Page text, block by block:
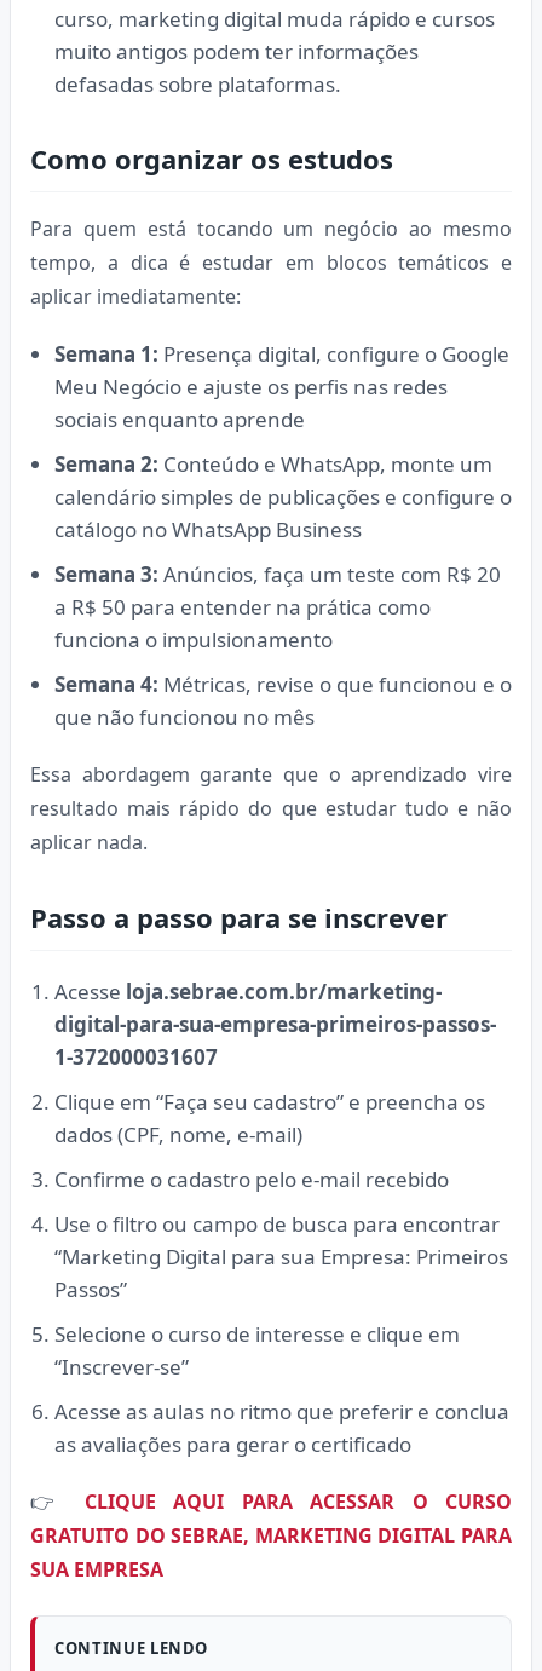
curso, marketing digital muda rápido e cursos
muito antigos podem ter informações
defasadas sobre plataformas.
Como organizar os estudos
Para quem está tocando um negócio ao mesmo
tempo, a dica é estudar em blocos temáticos e
aplicar imediatamente:
Semana 1: Presença digital, configure o Google
Meu Negócio e ajuste os perfis nas redes
sociais enquanto aprende
Semana 2: Conteúdo e WhatsApp, monte um
calendário simples de publicações e configure o
catálogo no WhatsApp Business
Semana 3: Anúncios, faça um teste com R$ 20
a R$ 50 para entender na prática como
funciona o impulsionamento
Semana 4: Métricas, revise o que funcionou e o
que não funcionou no mês
Essa abordagem garante que o aprendizado vire
resultado mais rápido do que estudar tudo e não
aplicar nada.
Passo a passo para se inscrever
Acesse loja.sebrae.com.br/marketing-
digital-para-sua-empresa-primeiros-passos-
1-372000031607
Clique em “Faça seu cadastro” e preencha os
dados (CPF, nome, e-mail)
Confirme o cadastro pelo e-mail recebido
Use o filtro ou campo de busca para encontrar
“Marketing Digital para sua Empresa: Primeiros
Passos”
Selecione o curso de interesse e clique em
“Inscrever-se”
Acesse as aulas no ritmo que preferir e conclua
as avaliações para gerar o certificado
👉 CLIQUE AQUI PARA ACESSAR O CURSO
GRATUITO DO SEBRAE, MARKETING DIGITAL PARA
SUA EMPRESA
CONTINUE LENDO